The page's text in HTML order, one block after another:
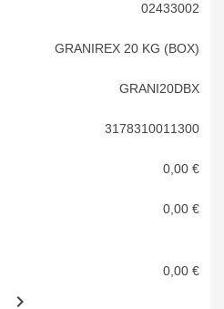
02433002
GRANIREX 20 KG (BOX)
GRANI20DBX
3178310011300
0,00 €
0,00 €
0,00 €
